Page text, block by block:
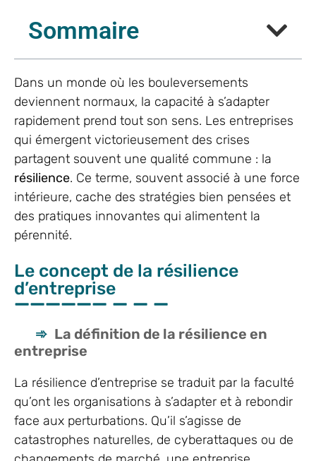
Sommaire
Dans un monde où les bouleversements
deviennent normaux, la capacité à s’adapter
rapidement prend tout son sens. Les entreprises
qui émergent victorieusement des crises
partagent souvent une qualité commune : la
résilience. Ce terme, souvent associé à une force
intérieure, cache des stratégies bien pensées et
des pratiques innovantes qui alimentent la
pérennité.
Le concept de la résilience
d’entreprise
La définition de la résilience en
entreprise
La résilience d’entreprise se traduit par la faculté
qu’ont les organisations à s’adapter et à rebondir
face aux perturbations. Qu’il s’agisse de
catastrophes naturelles, de cyberattaques ou de